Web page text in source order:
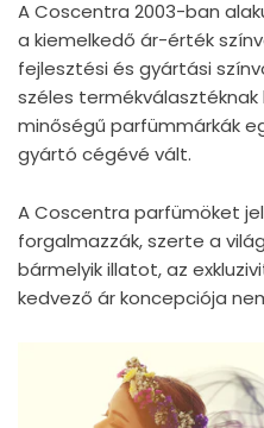
A Coscentra 2003-ban
a kiemelkedő ár-érték
fejlesztési és gyártási
széles
minőségű parfümmárkák
gyártó cégévé vált.
A Coscentra parfümöket
forgalmazzák, szerte a
bármelyik illatot, az
kedvező ár koncepciója